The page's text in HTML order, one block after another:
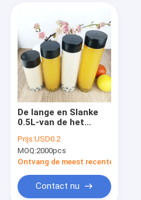
Producten
Ongeveer ons
Fabrieksreis
Kwaliteitscontrole
Nieuws
Gevallen
De lange en Slanke
0.5L-van de het
Schroefdekselkruiken
Lege Containers met
Kappen
Prijs:USD0.2
MOQ:2000pcs
Ontvang de meest recente Prijs
Contact nu